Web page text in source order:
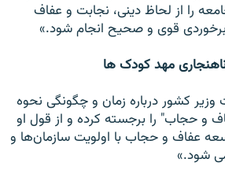
را از لحاظ دينى، نجابت و عفاف
برخوردى قوى و صحيح انجام شود.»
مهد كودک ها
وزير كشور درباره زمان و چگونگى نحوه
و حجاب" را برجسته كرده و از قول او
عفاف و حجاب با اولويت سازمان‌ها و
شود.»